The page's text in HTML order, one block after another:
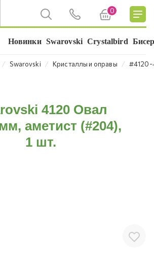
0
Новинки Swarovski Crystalbird
⁄ Swarovski ⁄ Кристаллы и оправы ⁄ #4120-
4120 Овал
аметист (#204),
1 шт.